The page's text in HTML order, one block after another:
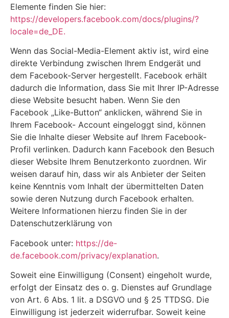
Elemente finden Sie hier:
https://developers.facebook.com/docs/plugins/?
locale=de_DE.
Wenn das Social-Media-Element aktiv ist, wird eine
direkte Verbindung zwischen Ihrem Endgerät und
dem Facebook-Server hergestellt. Facebook erhält
dadurch die Information, dass Sie mit Ihrer IP-Adresse
diese Website besucht haben. Wenn Sie den
Facebook „Like-Button“ anklicken, während Sie in
Ihrem Facebook- Account eingeloggt sind, können
Sie die Inhalte dieser Website auf Ihrem Facebook-
Profil verlinken. Dadurch kann Facebook den Besuch
dieser Website Ihrem Benutzerkonto zuordnen. Wir
weisen darauf hin, dass wir als Anbieter der Seiten
keine Kenntnis vom Inhalt der übermittelten Daten
sowie deren Nutzung durch Facebook erhalten.
Weitere Informationen hierzu finden Sie in der
Datenschutzerklärung von
Facebook unter: https://de-
de.facebook.com/privacy/explanation.
Soweit eine Einwilligung (Consent) eingeholt wurde,
erfolgt der Einsatz des o. g. Dienstes auf Grundlage
von Art. 6 Abs. 1 lit. a DSGVO und § 25 TTDSG. Die
Einwilligung ist jederzeit widerrufbar. Soweit keine